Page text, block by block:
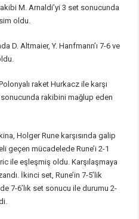
M. Arnaldi’yi 3 set sonucunda
oldu.
D. Altmaier, Y. Hanfmann’ı 7-6 ve
raket Hurkacz ile karşı
sonucunda rakibini mağlup eden
Holger Rune karşısında galip
geçen mücadelede Rune’i 2-1
ile eşleşmiş oldu. Karşılaşmaya
İkinci set, Rune’in 7-5’lik
7-6’lık set sonucu ile durumu 2-